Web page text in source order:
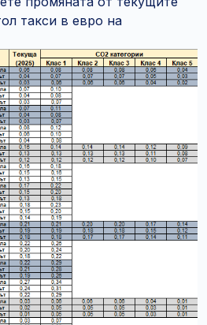
такси в евро на